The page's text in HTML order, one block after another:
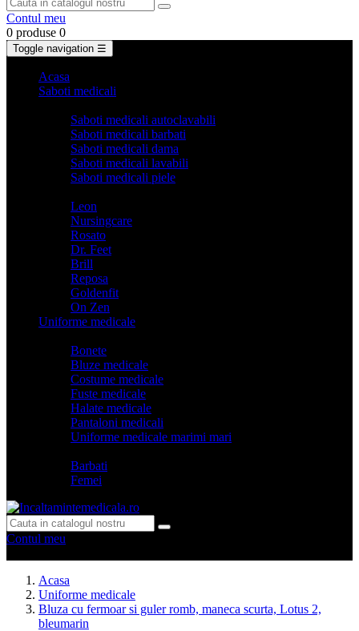
Contul meu
0 produse 0
Toggle navigation ☰
Acasa
Saboti medicali
Saboti medicali autoclavabili
Saboti medicali barbati
Saboti medicali dama
Saboti medicali lavabili
Saboti medicali piele
Leon
Nursingcare
Rosato
Dr. Feet
Brill
Reposa
Goldenfit
On Zen
Uniforme medicale
Bonete
Bluze medicale
Costume medicale
Fuste medicale
Halate medicale
Pantaloni medicali
Uniforme medicale marimi mari
Barbati
Femei
Contul meu
Acasa
Uniforme medicale
Bluza cu fermoar si guler romb, maneca scurta, Lotus 2,
bleumarin